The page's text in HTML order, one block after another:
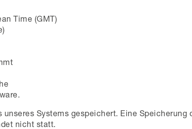
Time (GMT)
Systems gespeichert. Eine Speicherung
nicht statt.